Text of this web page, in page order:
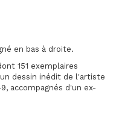
en bas à droite.
151 exemplaires
dessin inédit de l'artiste
accompagnés d'un ex-